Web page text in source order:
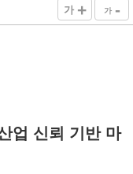
가 + 가 -
업 신뢰 기반 마